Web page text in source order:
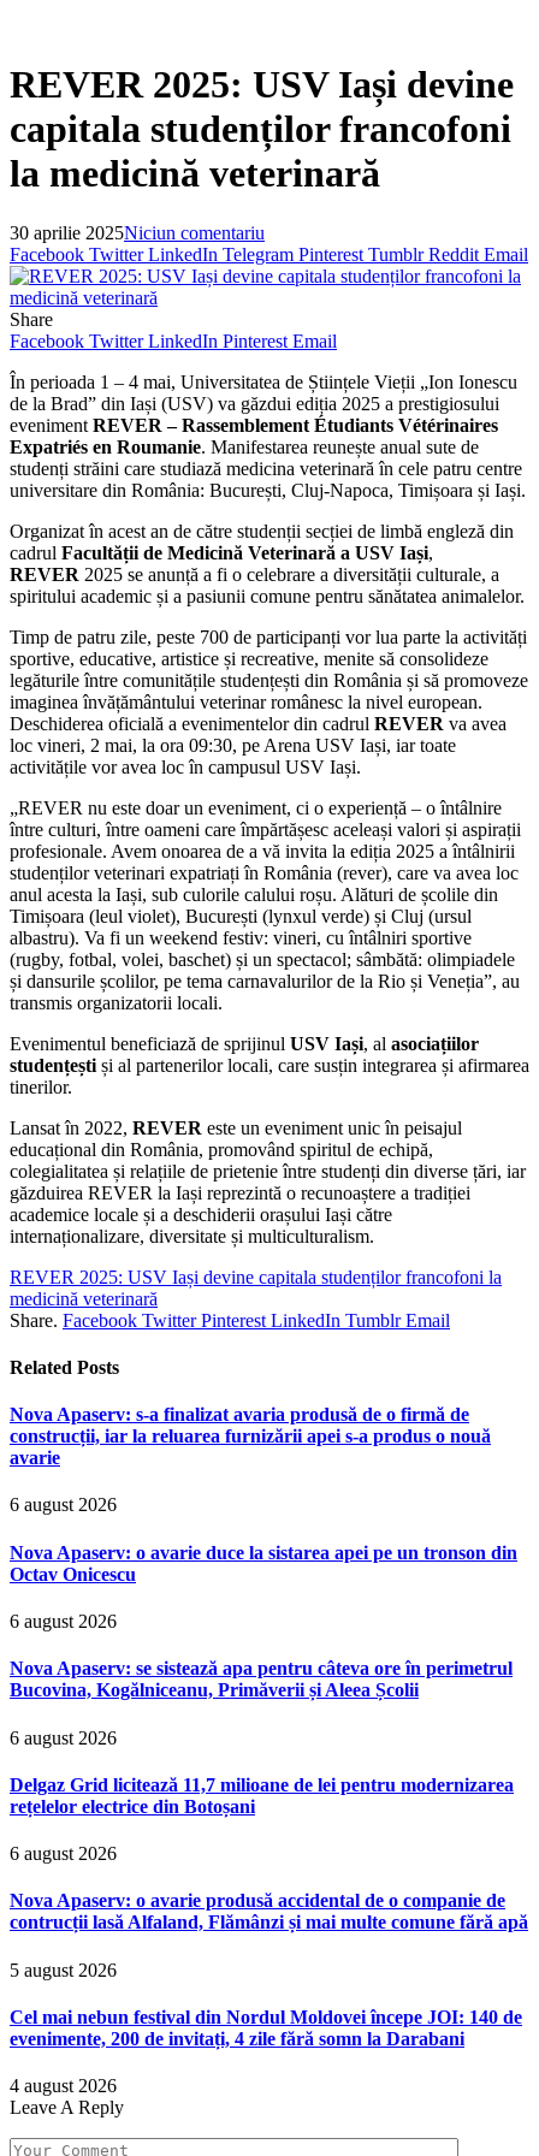
REVER 2025: USV Iași devine
capitala studenților francofoni
la medicină veterinară
30 aprilie 2025Niciun comentariu
Facebook Twitter LinkedIn Telegram Pinterest Tumblr Reddit Email
Share
Facebook Twitter LinkedIn Pinterest Email
În perioada 1 – 4 mai, Universitatea de Științele Vieții „Ion Ionescu
de la Brad” din Iași (USV) va găzdui ediția 2025 a prestigiosului
eveniment REVER – Rassemblement Étudiants Vétérinaires
Expatriés en Roumanie. Manifestarea reunește anual sute de
studenți străini care studiază medicina veterinară în cele patru centre
universitare din România: București, Cluj-Napoca, Timișoara și Iași.
Organizat în acest an de către studenții secției de limbă engleză din
cadrul Facultății de Medicină Veterinară a USV Iași,
REVER 2025 se anunță a fi o celebrare a diversității culturale, a
spiritului academic și a pasiunii comune pentru sănătatea animalelor.
Timp de patru zile, peste 700 de participanți vor lua parte la activități
sportive, educative, artistice și recreative, menite să consolideze
legăturile între comunitățile studențești din România și să promoveze
imaginea învățământului veterinar românesc la nivel european.
Deschiderea oficială a evenimentelor din cadrul REVER va avea
loc vineri, 2 mai, la ora 09:30, pe Arena USV Iași, iar toate
activitățile vor avea loc în campusul USV Iași.
„REVER nu este doar un eveniment, ci o experiență – o întâlnire
între culturi, între oameni care împărtășesc aceleași valori și aspirații
profesionale. Avem onoarea de a vă invita la ediția 2025 a întâlnirii
studenților veterinari expatriați în România (rever), care va avea loc
anul acesta la Iași, sub culorile calului roșu. Alături de școlile din
Timișoara (leul violet), București (lynxul verde) și Cluj (ursul
albastru). Va fi un weekend festiv: vineri, cu întâlniri sportive
(rugby, fotbal, volei, baschet) și un spectacol; sâmbătă: olimpiadele
și dansurile școlilor, pe tema carnavalurilor de la Rio și Veneția”, au
transmis organizatorii locali.
Evenimentul beneficiază de sprijinul USV Iași, al asociațiilor
studențești și al partenerilor locali, care susțin integrarea și afirmarea
tinerilor.
Lansat în 2022, REVER este un eveniment unic în peisajul
educațional din România, promovând spiritul de echipă,
colegialitatea și relațiile de prietenie între studenți din diverse țări, iar
găzduirea REVER la Iași reprezintă o recunoaștere a tradiției
academice locale și a deschiderii orașului Iași către
internaționalizare, diversitate și multiculturalism.
REVER 2025: USV Iași devine capitala studenților francofoni la
medicină veterinară
Share. Facebook Twitter Pinterest LinkedIn Tumblr Email
Related Posts
Nova Apaserv: s-a finalizat avaria produsă de o firmă de
construcții, iar la reluarea furnizării apei s-a produs o nouă
avarie
6 august 2026
Nova Apaserv: o avarie duce la sistarea apei pe un tronson din
Octav Onicescu
6 august 2026
Nova Apaserv: se sistează apa pentru câteva ore în perimetrul
Bucovina, Kogălniceanu, Primăverii și Aleea Școlii
6 august 2026
Delgaz Grid licitează 11,7 milioane de lei pentru modernizarea
rețelelor electrice din Botoșani
6 august 2026
Nova Apaserv: o avarie produsă accidental de o companie de
contrucții lasă Alfaland, Flămânzi și mai multe comune fără apă
5 august 2026
Cel mai nebun festival din Nordul Moldovei începe JOI: 140 de
evenimente, 200 de invitați, 4 zile fără somn la Darabani
4 august 2026
Leave A Reply